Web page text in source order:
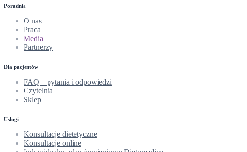
Poradnia
O nas
Praca
Media
Partnerzy
Dla pacjentów
FAQ – pytania i odpowiedzi
Czytelnia
Sklep
Usługi
Konsultacje dietetyczne
Konsultacje online